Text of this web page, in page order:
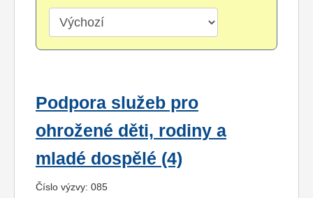
Podpora služeb pro
ohrožené děti, rodiny a
mladé dospělé (4)
Číslo výzvy: 085